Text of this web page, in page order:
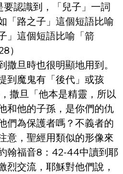
要認識到，「兒子」一詞
「路之子」這個短語比喻
」這個短語比喻「箭
）
撒旦時也很明顯地用到。
到魔鬼有「後代」或孩
撒旦「他本是精靈，所以
和他的子孫，是你們的仇
們為保護者嗎？不義者的
意，聖經用類似的形像來
翰福音8：42-44中讀到耶
烈交流，耶穌對他們說，